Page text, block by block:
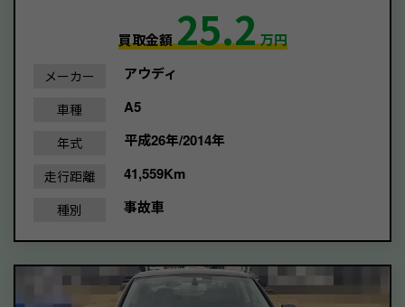
買取金額25.2万円
メーカー アウディ
車種 A5
年式 平成26年/2014年
走行距離 41,559Km
種別 事故車